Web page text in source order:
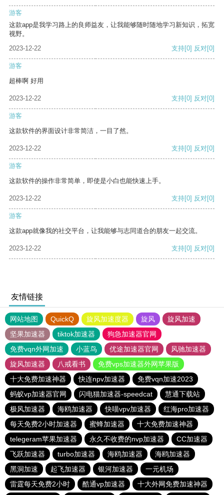
游客
这款app是我学习路上的良师益友，让我能够随时随地学习新知识，拓宽
视野。
2023-12-22
支持[0] 反对[0]
游客
超棒啊 好用
2023-12-22 支持[0] 反对[0]
游客
这款软件的界面设计非常简洁，一目了然。
2023-12-22 支持[0] 反对[0]
游客
这款软件的操作非常简单，即使是小白也能快速上手。
2023-12-22 支持[0] 反对[0]
游客
这款app就像我的社交平台，让我能够与志同道合的朋友一起交流。
2023-12-22 支持[0] 反对[0]
友情链接
网站地图 QuickQ 旋风加速度器 旋风
旋风加速
坚果加速器
tiktok加速器
狗急加速器官网
免费vqn外网加速
小蓝鸟 优途加速器官网
风驰加速器
旋风加速器
八戒看书
免费vps加速器外网苹果版
十大免费加速神器
快连npv加速器
免费vqn加速2023
蚂蚁vp加速器官网
闪电猫加速器-speedcat
慧通下载站
极风加速器
海鸥加速器 快喵vpv加速器
红海pro加速器
每天免费2小时加速器
蜜蜂加速器
十大免费加速神器
telegeram苹果加速器
永久不收费的nvp加速器
CC加速器
飞跃加速器
turbo加速器 海鸥加速器
海鸥加速器
黑洞加速
起飞加速器 银河加速器
一元机场
雷霆每天免费2小时
酷通vp加速器 十大外网免费加速神器